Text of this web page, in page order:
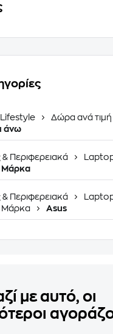
Δώρα ανά τιμή
άνω
Περιφερειακά
Μάρκα
Περιφερειακά
Μάρκα
Asus
με αυτό, οι